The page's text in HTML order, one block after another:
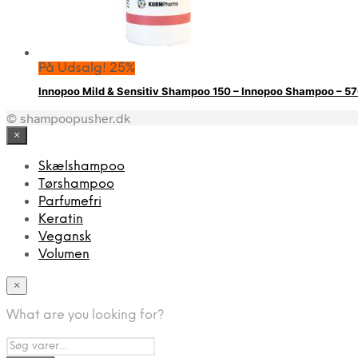
På Udsalg! 25%
Innopoo Mild & Sensitiv Shampoo 150 – Innopoo Shampoo –
© shampoopusher.dk
×
Skælshampoo
Tørshampoo
Parfumefri
Keratin
Vegansk
Volumen
×
What are you looking for?